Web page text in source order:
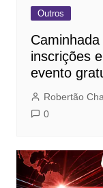
Outros
inscrições
evento
Robertão
0